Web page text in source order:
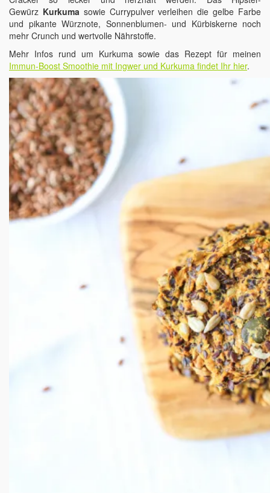
Gewürz Kurkumasowie Currypulver verleihen die gelbe Farbe
und pikante Würznote, Sonnenblumen- und Kürbiskerne noch
mehr Crunch und wertvolle Nährstoffe.
Mehr Infos rund um Kurkuma sowie das Rezept für meinen
Immun-Boost Smoothie mit Ingwer und Kurkuma findet Ihr hier.